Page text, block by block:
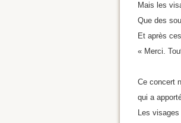
Mais les
Que des
Et après
« Merci.
Ce concert
qui a
Les